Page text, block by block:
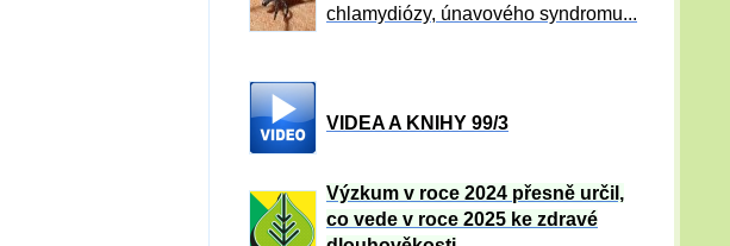
chlamydiózy, únavového syndromu...
VIDEA A KNIHY 99/3
Výzkum v roce 2024 přesně určil,
co vede v roce 2025 ke zdravé